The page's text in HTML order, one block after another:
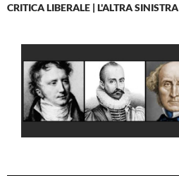
CRITICA LIBERALE | L'ALTRA SINISTRA